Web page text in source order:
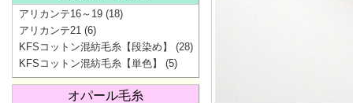
アリカンテ16～19 (18)
アリカンテ21 (6)
KFSコットン混紡毛糸【段染め】
(28)
KFSコットン混紡毛糸【単色】
(5)
オパール毛糸